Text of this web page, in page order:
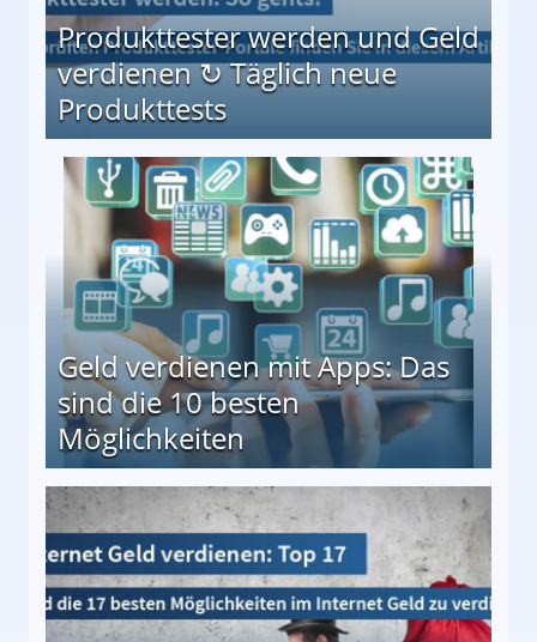
Produkttester werden und Geld
verdienen ↻ Täglich neue
Produkttests
↻ Täglich neue Produkttests
Geld verdienen mit Apps: Das
sind die 10 besten
Möglichkeiten
besten Möglichkeiten